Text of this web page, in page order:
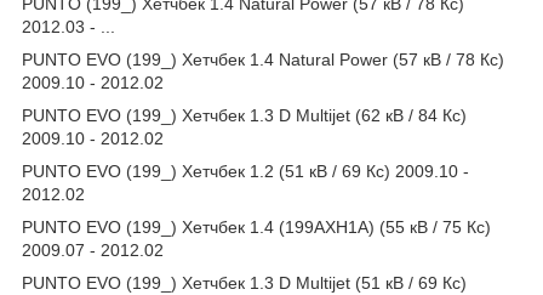
PUNTO (199_) Хетчбек 1.4 Natural Power (57 кВ / 78 Кс)
2012.03 - ...
PUNTO EVO (199_) Хетчбек 1.4 Natural Power (57 кВ / 78 Кс)
2009.10 - 2012.02
PUNTO EVO (199_) Хетчбек 1.3 D Multijet (62 кВ / 84 Кс)
2009.10 - 2012.02
PUNTO EVO (199_) Хетчбек 1.2 (51 кВ / 69 Кс) 2009.10 -
2012.02
PUNTO EVO (199_) Хетчбек 1.4 (199AXH1A) (55 кВ / 75 Кс)
2009.07 - 2012.02
PUNTO EVO (199_) Хетчбек 1.3 D Multijet (51 кВ / 69 Кс)